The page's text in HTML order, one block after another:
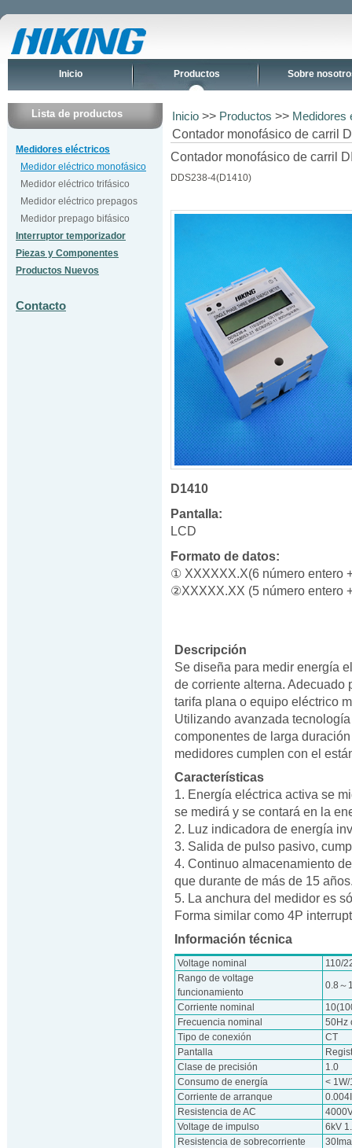
Inicio Productos Sobre
Lista de productos
Medidores eléctricos
Medidor eléctrico monofásico
Medidor eléctrico trifásico
Medidor eléctrico prepagos
Medidor prepago bifásico
Interruptor temporizador
Piezas y Componentes
Productos Nuevos
Contacto
Inicio >> Productos >> Medidores
Contador monofásico de carril
Contador monofásico de carril
DDS238-4(D1410)
D1410
Pantalla:
LCD
Formato de datos:
① XXXXXX.X(6 número entero
②XXXXX.XX (5 número entero
Descripción
Se diseña para medir energía
de corriente alterna. Adecuado
tarifa plana o equipo eléctrico
Utilizando avanzada
componentes de larga
medidores cumplen con el
Características
1. Energía eléctrica activa se
se medirá y se contará en la
2. Luz indicadora de energía
3. Salida de pulso pasivo,
4. Continuo almacenamiento
que durante de más de 15
5. La anchura del medidor es
Forma similar como 4P
Información técnica
Voltage nominal
110/
Rango de voltage
funcionamiento
0.8～
Corriente nominal
Frecuencia nominal
50Hz
Tipo de conexión
CT
Pantalla
Clase de precisión
1.0
Consumo de energía
<
Corriente de arranque
Resistencia de AC
Voltage de impulso
6kV
Resistencia de sobrecorriente